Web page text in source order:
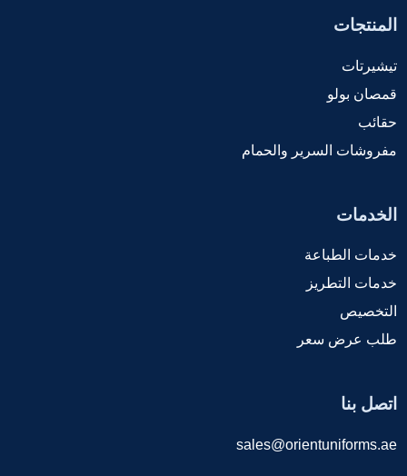
المنتجات
تيشيرتات
قمصان بولو
حقائب
مفروشات السرير والحمام
الخدمات
خدمات الطباعة
خدمات التطريز
التخصيص
طلب عرض سعر
اتصل بنا
sales@orientuniforms.ae